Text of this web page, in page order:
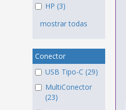
HP (3)
mostrar todas
Conector
USB Tipo-C (29)
MultiConector
(23)